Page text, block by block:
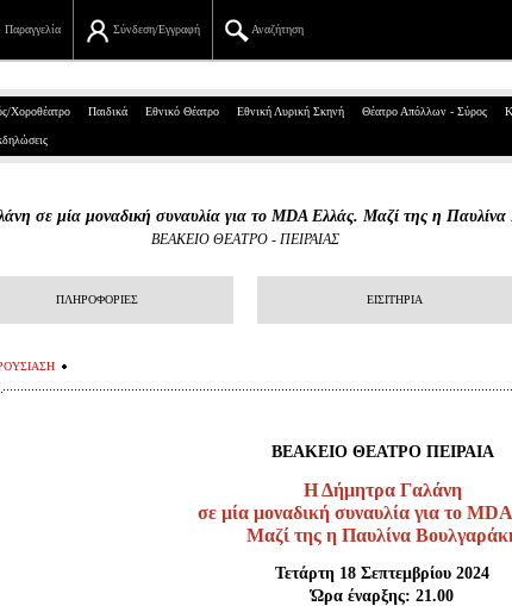
Αναζήτηση
Σύνδεση/Εγγραφή
Παραγγελία
Πανεπιστημίου 39, Αθήνα
Αναζήτηση
Αναζήτηση παραγγελίας
Είσοδος διαχειριστή
Χοροθέατρο Παιδικά Εθνικό Θέατρο Εθνική Λυρική Σκηνή Θέατρο Απόλλων - Σύρος
σε μία μοναδική συναυλία για το MDA Ελλάς. Μαζί της η
ΒΕΑΚΕΙΟ ΘΕΑΤΡΟ - ΠΕΙΡΑΙΑΣ
ΠΛΗΡΟΦΟΡΙΕΣ ΕΙΣΙΤΗΡΙΑ
ΒΕΑΚΕΙΟ ΘΕΑΤΡΟ ΠΕΙΡΑΙΑ
Η Δήμητρα Γαλάνη
σε μία μοναδική συναυλία για το
Μαζί της η Παυλίνα
Τετάρτη 18 Σεπτεμβρίου 2024
Ώρα έναρξης: 21.00